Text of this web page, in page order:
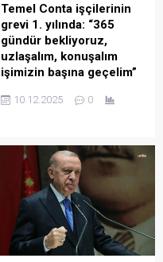
Temel Conta işçilerinin
grevi 1. yılında: “365
gündür bekliyoruz,
uzlaşalım, konuşalım
işimizin başına geçelim”
Fabrikası işçilerinin fabrika
gerekçesiyle başlattıkları
grev bugün 1. yılını doldurdu.
TÜRK-İŞ Ege Bölge
Temsilcisi Hayrettin
Çakmak, “365 gündür
masaya bekliyoruz.
Uzlaşalım, konuşalım,
10.12.2025 0